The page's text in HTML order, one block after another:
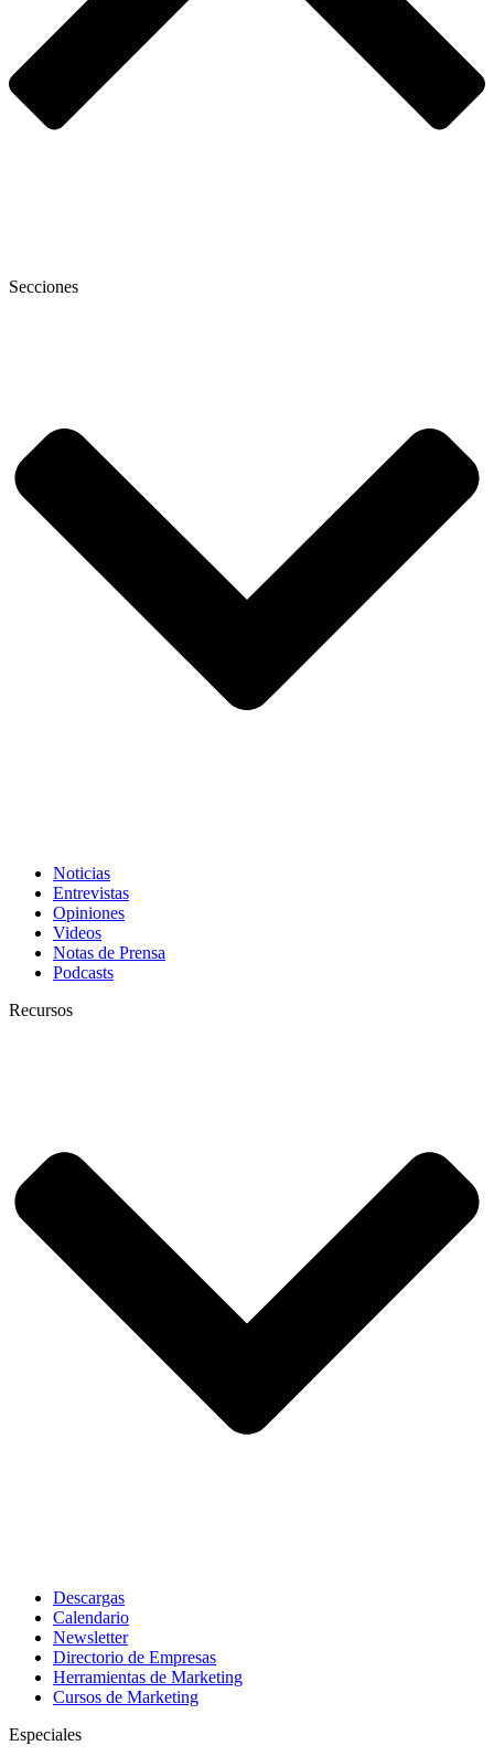
Secciones
Noticias
Entrevistas
Opiniones
Videos
Notas de Prensa
Podcasts
Recursos
Descargas
Calendario
Newsletter
Directorio de Empresas
Herramientas de Marketing
Cursos de Marketing
Especiales